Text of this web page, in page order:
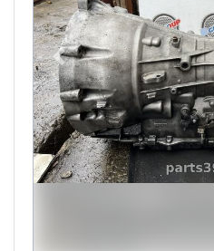
Previous